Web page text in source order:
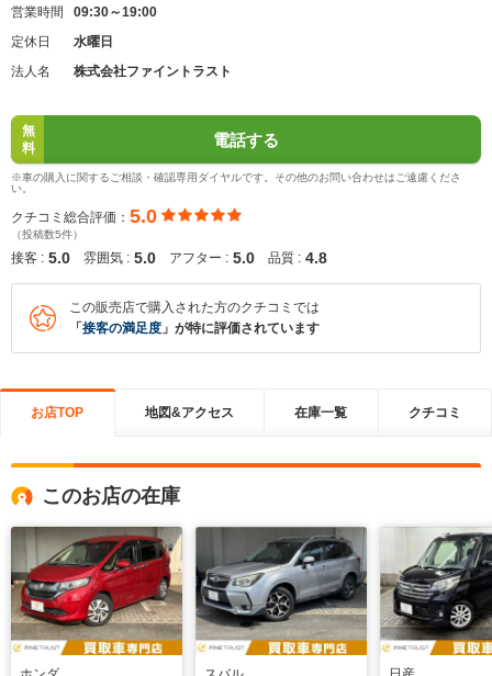
営業時間
09:30～19:00
定休日
水曜日
法人名
株式会社ファイントラスト
無
料
電話する
※車の購入に関するご相談・確認専用ダイヤルです。その他のお問い合わせはご遠慮くださ
い。
クチコミ総合評価： 5.0
（投稿数5件）
接客 : 5.0 雰囲気 : 5.0 アフター : 5.0 品質 : 4.8
この販売店で購入された方のクチコミでは
「 接客の満足度 」が特に評価されています
お店TOP 地図&アクセス 在庫一覧 クチコミ
このお店の在庫